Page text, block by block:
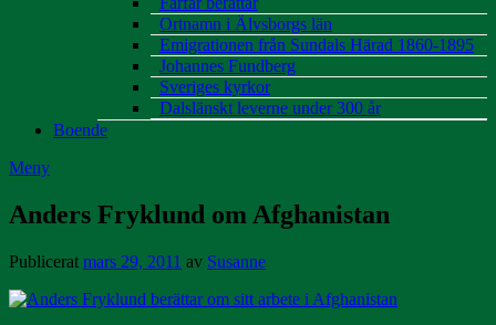
Ortnamn i Älvsborgs län
Emigrationen från Sundals Härad 1860-1895
Johannes Fundberg
Sveriges kyrkor
Dalslänskt leverne under 300 år
Boende
Meny
Anders Fryklund om Afghanistan
Publicerat mars 29, 2011 av Susanne